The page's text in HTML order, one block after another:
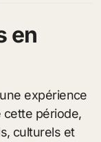
en
expérience
cette période,
culturels et